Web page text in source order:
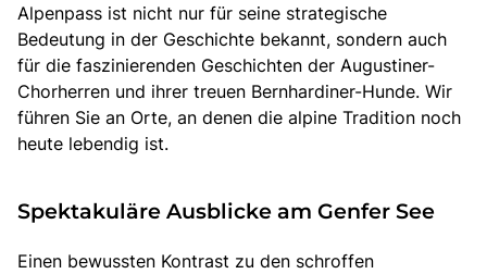
Alpenpass ist nicht nur für seine strategische
Bedeutung in der Geschichte bekannt, sondern auch
für die faszinierenden Geschichten der Augustiner-
Chorherren und ihrer treuen Bernhardiner-Hunde. Wir
führen Sie an Orte, an denen die alpine Tradition noch
heute lebendig ist.
Spektakuläre Ausblicke am Genfer See
Einen bewussten Kontrast zu den schroffen